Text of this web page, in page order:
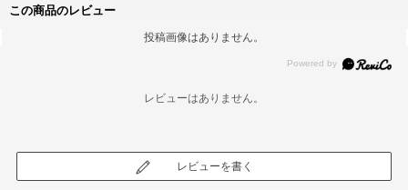
この商品のレビュー
投稿画像はありません。
レビューはありません。
レビューを書く